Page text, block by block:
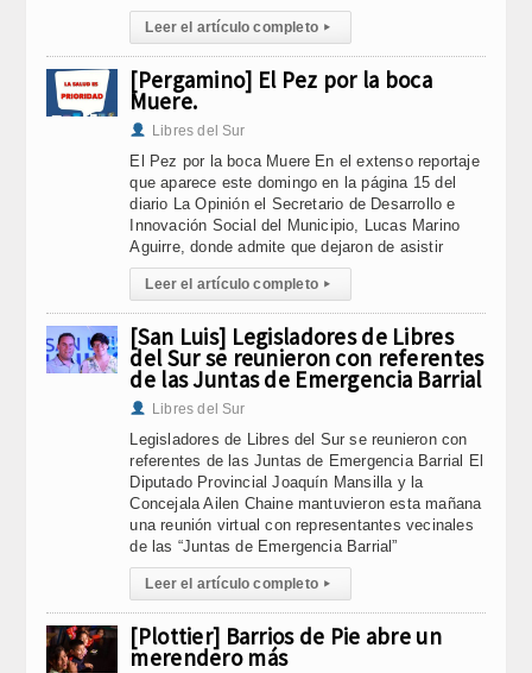
Leer el artículo completo ▸
[Pergamino] El Pez por la boca
Muere.
Libres del Sur
El Pez por la boca Muere En el extenso reportaje
que aparece este domingo en la página 15 del
diario La Opinión el Secretario de Desarrollo e
Innovación Social del Municipio, Lucas Marino
Aguirre, donde admite que dejaron de asistir
Leer el artículo completo ▸
[San Luis] Legisladores de Libres
del Sur se reunieron con referentes
de las Juntas de Emergencia Barrial
Libres del Sur
Legisladores de Libres del Sur se reunieron con
referentes de las Juntas de Emergencia Barrial El
Diputado Provincial Joaquín Mansilla y la
Concejala Ailen Chaine mantuvieron esta mañana
una reunión virtual con representantes vecinales
de las “Juntas de Emergencia Barrial”
Leer el artículo completo ▸
[Plottier] Barrios de Pie abre un
merendero más